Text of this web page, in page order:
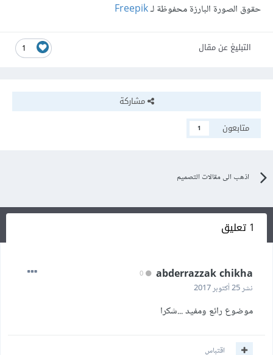
حقوق الصورة البارزة محفوظة لـFreepik
1 التبليغ عن مقال
مشاركة
متابعون
1
اذهب الى مقالات التصميم
1 تعليق
abderrazzak chikha
نشر25 أكتوبر 2017
موضوع رائع ومفيد ...شكرا
اقتباس